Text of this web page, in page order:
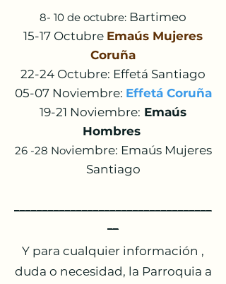
8- 10 de octubre: Bartimeo
15-17 Octubre Emaús Mujeres
Coruña
22-24 Octubre: Effetá Santiago
05-07 Noviembre: Effetá Coruña
19-21 Noviembre: Emaús
Hombres
26 -28 Noviembre: Emaús Mujeres
Santiago
Y para cualquier información ,
duda o necesidad, la Parroquia a